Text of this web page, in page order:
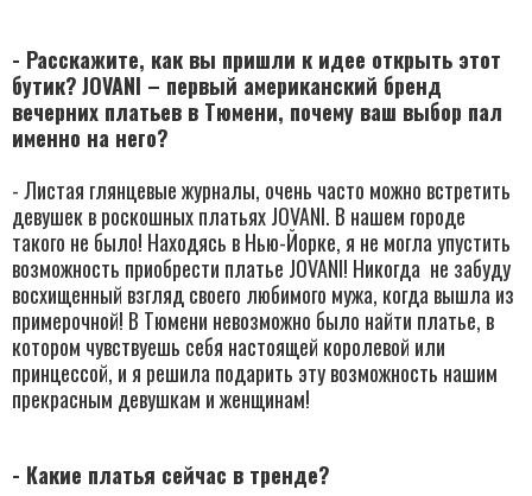
- Расскажите, как вы пришли к идее открыть этот
бутик?JOVANI – первый американский бренд
вечерних платьев в Тюмени, почему ваш выбор пал
именно на него?
- Листая глянцевые журналы, очень часто можно встретить
девушек в роскошных платьях JOVANI. В нашем городе
такого не было! Находясь в Нью-Йорке,​ я не могла упустить
возможность приобрести платье JOVANI! ​Никогда не забуду
восхищенный взгляд своего любимого мужа, когда вышла из
примерочной! В Тюмени невозможно было найти платье, в
котором чувствуешь себя настоящей королевой или
принцессой,​ и я решила подарить эту возможность нашим
прекрасным ​девушкам и женщинам!
- Какие платья сейчас в тренде?